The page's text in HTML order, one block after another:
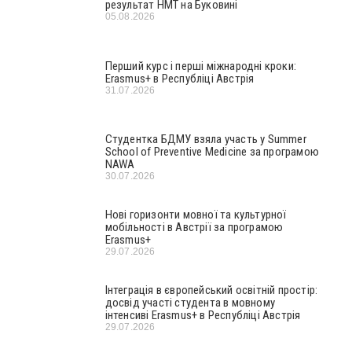
результат НМТ на Буковині
05.08.2026
Перший курс і перші міжнародні кроки:
Erasmus+ в Республіці Австрія
31.07.2026
Студентка БДМУ взяла участь у Summer
School of Preventive Medicine за програмою
NAWA
30.07.2026
Нові горизонти мовної та культурної
мобільності в Австрії за програмою
Erasmus+
29.07.2026
Інтеграція в європейський освітній простір:
досвід участі студента в мовному
інтенсиві Erasmus+ в Республіці Австрія
29.07.2026